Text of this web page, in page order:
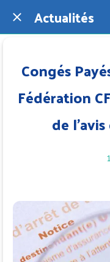
Actualités
Congés
Fédération
de